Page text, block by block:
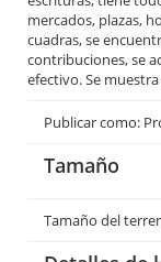
mercados, plazas,
cuadras, se
contribuciones, se
efectivo. Se
Publicar como:
Tamaño
Tamaño del